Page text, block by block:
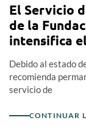
El Servicio
de la
intensifica
Debido al estado
recomienda
servicio de
CONTINUAR